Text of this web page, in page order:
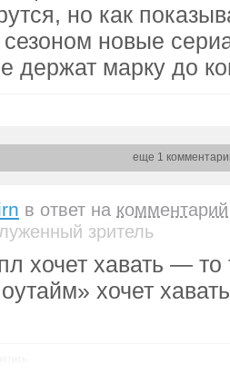
но как
новые
держат марку до
еще 1
в ответ на комментарий
зритель
хочет хавать — то
хочет